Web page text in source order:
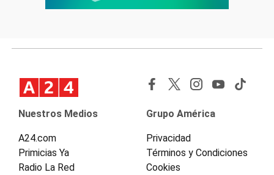
Nuestros Medios
A24.com
Primicias Ya
Radio La Red
Grupo América
Privacidad
Términos y Condiciones
Cookies